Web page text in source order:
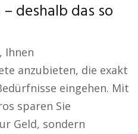
deshalb das so
Ihnen
anzubieten, die exakt
eingehen. Mit
sparen Sie
Geld, sondern